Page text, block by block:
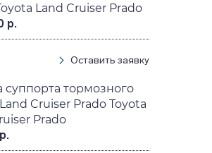
Land Cruiser Prado
р.
Оставить заявку
суппорта тормозного
Cruiser Prado Toyota
Prado